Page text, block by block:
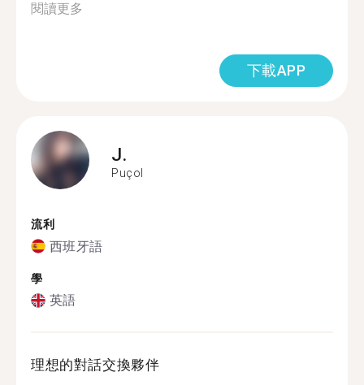
閱讀更多
下載APP
J.
Puçol
流利
西班牙語
學
英語
理想的對話交換夥伴